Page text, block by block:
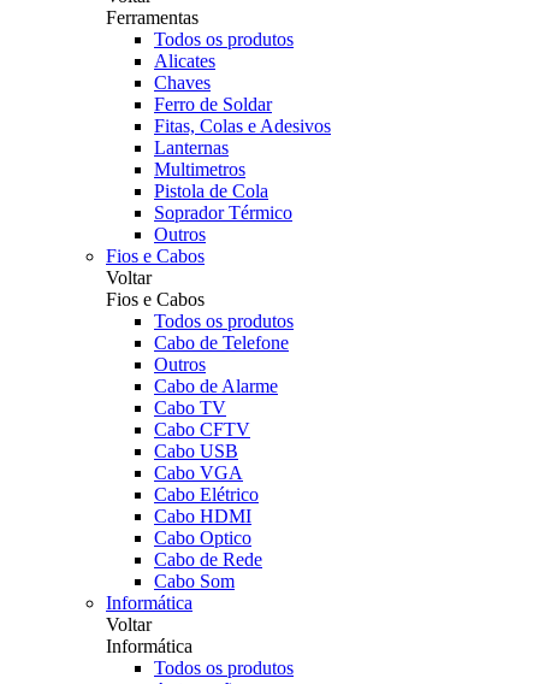
Ferramentas
Todos os produtos
Alicates
Chaves
Ferro de Soldar
Fitas, Colas e Adesivos
Lanternas
Multimetros
Pistola de Cola
Soprador Térmico
Outros
Fios e Cabos
Voltar
Fios e Cabos
Todos os produtos
Cabo de Telefone
Outros
Cabo de Alarme
Cabo TV
Cabo CFTV
Cabo USB
Cabo VGA
Cabo Elétrico
Cabo HDMI
Cabo Optico
Cabo de Rede
Cabo Som
Informática
Voltar
Informática
Todos os produtos